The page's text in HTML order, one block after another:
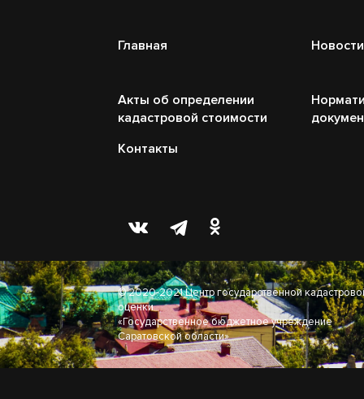
Главная Новости
Акты об определении
кадастровой стоимости
Контакты
© 2020-2021 Центр государственной
оценки
«Государственное бюджетное учреждение
Саратовской области»